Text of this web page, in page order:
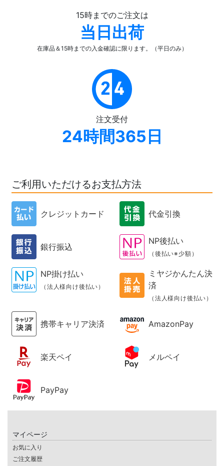
15時までのご注文は
当日出荷
在庫品＆15時までの入金確認に限ります。（平日のみ）
注文受付
24時間365日
ご利用いただけるお支払方法
クレジットカード 代金引換
銀行振込
NP後払い
（後払い※少額）
NP掛け払い
（法人様向け後払い）
ミヤジかんたん決
済
（法人様向け後払い）
携帯キャリア決済 AmazonPay
楽天ペイ メルペイ
PayPay
マイページ
お気に入り
ご注文履歴